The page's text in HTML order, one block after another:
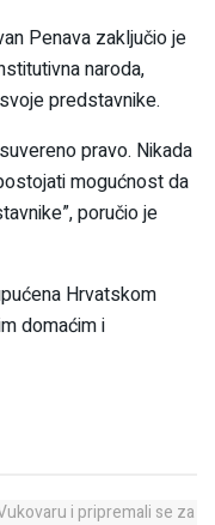
Penava zaključio je
naroda,
predstavnike.
pravo. Nikada
mogućnost da
poručio je
Hrvatskom
domaćim i